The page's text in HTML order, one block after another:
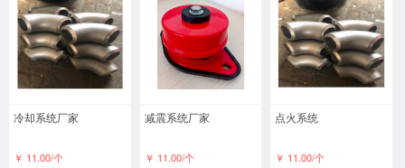
冷却系统厂家
￥ 11.00/个
减震系统厂家
￥ 11.00/个
点火系统
￥ 11.00/个